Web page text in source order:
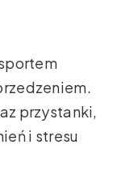
przystanki,
i stresu